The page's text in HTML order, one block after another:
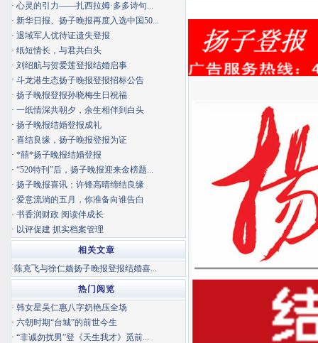
· 心灵的引力——扎西拉姆·多多诗句...
· 新华日报、扬子晚报再度入选中国50...
· 退域军人优待证遗失登报
· 纸短情长，与君共白头
· 刘绍航与贺爱莲登报结婚启事
· 斗龙港生态扬子晚报登报招标公告
· 扬子晚报登报孙晓梅生日祝福
· 一纸情深共朝夕，余生相伴到白头
· 扬子晚报结婚登报成礼
· 喜结良缘，扬子晚报登报为证
· *囍*扬子晚报结婚登报
· “520特刊”后，扬子晚报迎来金榜题...
· 扬子晚报喜讯：许锋高晴缔结良缘
· 爱意流淌的五月，你准备向谁告白
· 书香润财政 阅读伴成长
· 以评促建 抓实档案管理
相关文章
·陈克飞与徐仁嫱扬子晚报登报结婚喜...
热门阅览
· 韩女星吴仁惠八字奶艳压全场
· 六朝时期“台城”的前世今生
· “非诚勿扰男”登《天生我才》觅前...